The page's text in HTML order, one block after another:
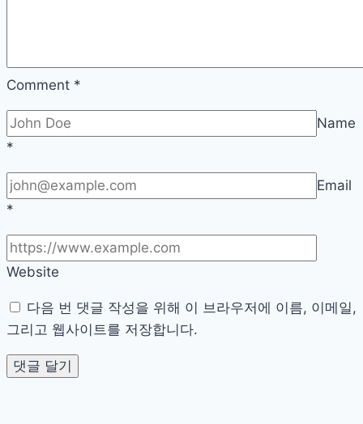
Comment *
Name
*
Email
*
Website
다음 번 댓글 작성을 위해 이 브라우저에 이름, 이메일,
그리고 웹사이트를 저장합니다.